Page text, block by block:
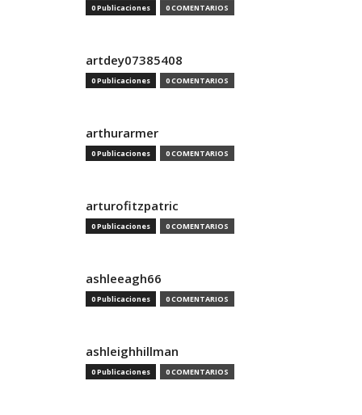
0 Publicaciones 0 COMENTARIOS
artdey07385408
0 Publicaciones 0 COMENTARIOS
arthurarmer
0 Publicaciones 0 COMENTARIOS
arturofitzpatric
0 Publicaciones 0 COMENTARIOS
ashleeagh66
0 Publicaciones 0 COMENTARIOS
ashleighhillman
0 Publicaciones 0 COMENTARIOS